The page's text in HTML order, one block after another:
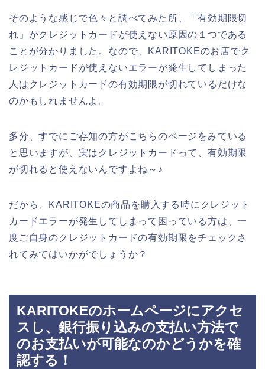
そのような感じで色々と調べてみた所、「有効期限切
れ」がクレジットカードが使えない原因の１つである
ことが分かりました。なので、KARITOKEのお店でク
レジットカードが使えないエラーが発生してしまった
人はクレジットカードの有効期限が切れているだけな
のかもしれませんよ。
多分、すでにご存知の方がこちらのページをみている
と思いますが、実はクレジットカードって、有効期限
が切れると使えないんですよね～♪
だから、KARITOKEの商品を購入する時にクレジット
カードエラーが発生してしまって困っている方は、一
度ご自身のクレジットカードの有効期限をチェックさ
れてみてはいかがでしょうか？
KARITOKEのホームページにアクセ
スし、銀行振り込みの支払い方法で
のお支払いが可能なのかどうかを確
認する！